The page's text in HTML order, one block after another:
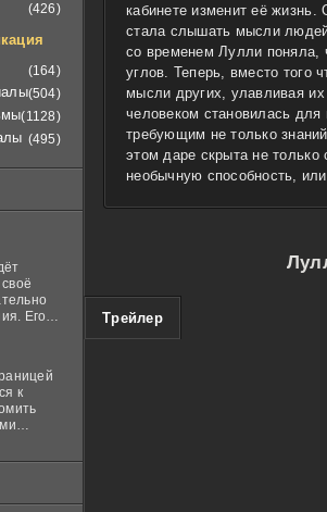
кабинете изменит её жизнь.
стала слышать мысли
со временем Лулли поняла,
углов. Теперь, вместо того
мысли других, улавливая
человеком становилась
требующим не только
этом даре скрыта не
необычную способность,
Трейлер
(426)
(164)
(504)
(1128)
(495)
Его
в
к